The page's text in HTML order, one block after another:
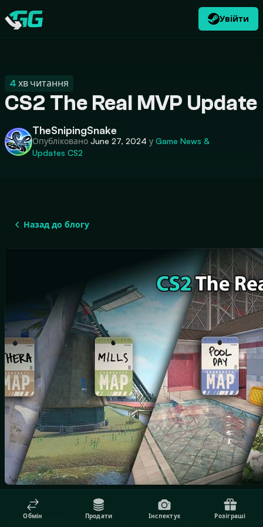
Swap.gg
Увійти
CATEGORIES UK $ USD
4 хв читання
CS2 The Real MVP Update
TheSnipingSnake
Опубліковано June 27, 2024 у Game News &
Updates CS2
Назад до блогу
Counter-Strike 2 (CS2) has just received a major update to
Обмін Продати Інспектує Розіграші